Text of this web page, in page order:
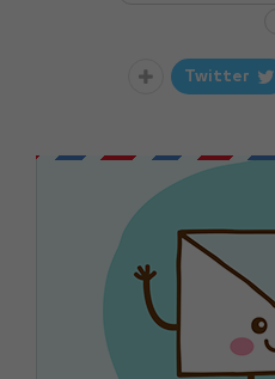
Twitter